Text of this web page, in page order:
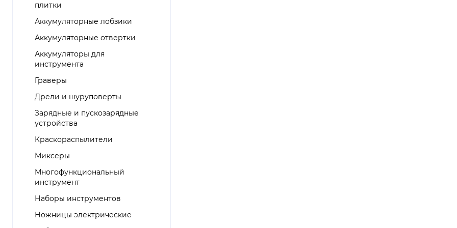
плитки
Аккумуляторные лобзики
Аккумуляторные отвертки
Аккумуляторы для
инструмента
Граверы
Дрели и шуруповерты
Зарядные и пускозарядные
устройства
Краскораспылители
Миксеры
Многофункциональный
инструмент
Наборы инструментов
Ножницы электрические